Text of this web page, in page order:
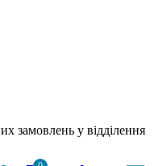
замовлень у відділення